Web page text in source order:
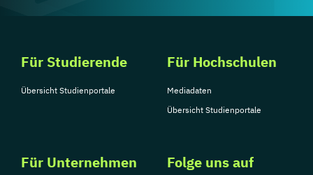
Für Studierende
Übersicht Studienportale
Für Hochschulen
Mediadaten
Übersicht Studienportale
Für Unternehmen Folge uns auf